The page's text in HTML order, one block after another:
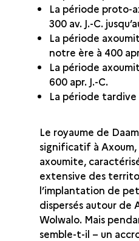
La période proto-
300 av. J.-C.
La période
notre ère à 400
La période
600 apr. J.-C.
La période tardive
Le royaume de
significatif à
axoumite,
extensive des
l’implantation de
dispersés autour de
Wolwalo. Mais
semble-t-il – un